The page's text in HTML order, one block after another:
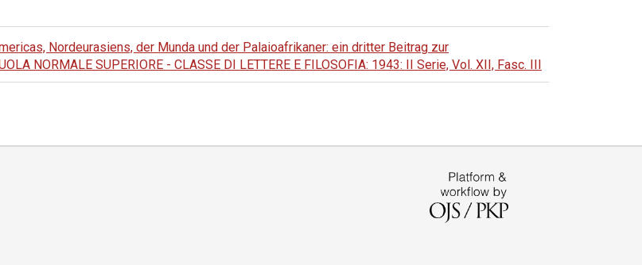
Nordeurasiens, der Munda und der Palaioafrikaner: ein dritter Beitrag zur
NORMALE SUPERIORE - CLASSE DI LETTERE E FILOSOFIA: 1943: II Serie, Vol. XII, Fasc. III